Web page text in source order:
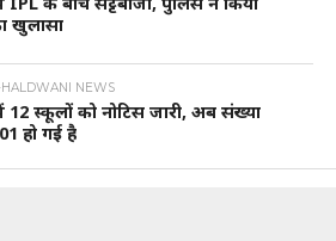
खुलासा
HALDWANI NEWS
में 12 स्कूलों को नोटिस जारी, अब संख्या
हो गई है